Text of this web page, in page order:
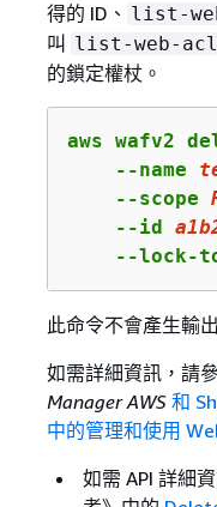
得的 ID、 list-
叫 list-web-
的鎖定權杖。
aws wafv2
    --name
    --scope
    --id
--lock-
此命令不會產生輸
如需詳細資訊，請
Manager AWS 和
中的管理和使用
如需 API 詳細